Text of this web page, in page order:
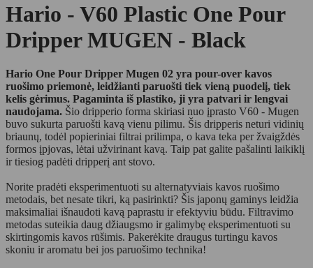
Hario - V60 Plastic One Pour
Dripper MUGEN - Black
Hario One Pour Dripper Mugen 02 yra pour-over kavos
ruošimo priemonė, leidžianti paruošti tiek vieną puodelį, tiek
kelis gėrimus. Pagaminta iš plastiko, ji yra patvari ir lengvai
naudojama. Šio dripperio forma skiriasi nuo įprasto V60 - Mugen
buvo sukurta paruošti kavą vienu pilimu. Šis dripperis neturi vidinių
briaunų, todėl popieriniai filtrai prilimpa, o kava teka per žvaigždės
formos įpjovas, lėtai užvirinant kavą. Taip pat galite pašalinti laikiklį
ir tiesiog padėti dripperį ant stovo.
Norite pradėti eksperimentuoti su alternatyviais kavos ruošimo
metodais, bet nesate tikri, ką pasirinkti? Šis japonų gaminys leidžia
maksimaliai išnaudoti kavą paprastu ir efektyviu būdu. Filtravimo
metodas suteikia daug džiaugsmo ir galimybę eksperimentuoti su
skirtingomis kavos rūšimis. Pakerėkite draugus turtingu kavos
skoniu ir aromatu bei jos paruošimo technika!